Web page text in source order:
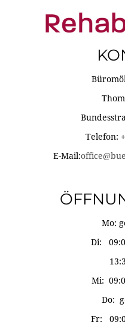
Telefon:
E-Mail:
Mo:
Di:
13:30
Mi:
Do:
Fr: